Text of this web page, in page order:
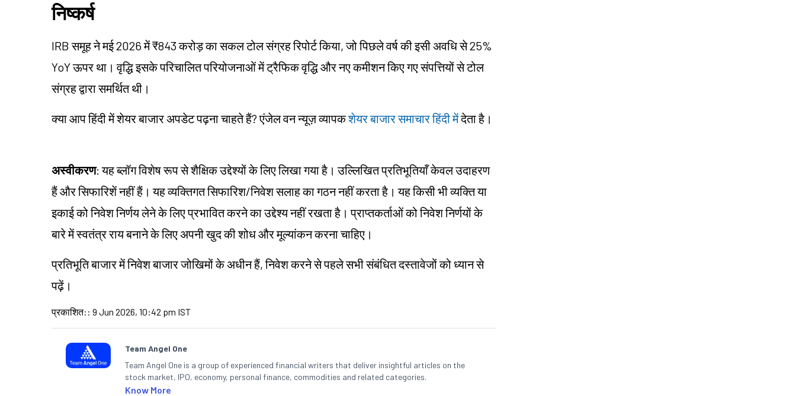
निष्कर्ष
IRB समूह ने मई 2026 में ₹843 करोड़ का सकल टोल संग्रह रिपोर्ट किया, जो पिछले वर्ष की इसी अवधि से 25%
YoY ऊपर था। वृद्धि इसके परिचालित परियोजनाओं में ट्रैफिक वृद्धि और नए कमीशन किए गए संपत्तियों से टोल
संग्रह द्वारा समर्थित थी।
क्या आप हिंदी में शेयर बाजार अपडेट पढ़ना चाहते हैं? एंजेल वन न्यूज़ व्यापकशेयर बाजार समाचार हिंदी मेंदेता है।
अस्वीकरण: यह ब्लॉग विशेष रूप से शैक्षिक उद्देश्यों के लिए लिखा गया है। उल्लिखित प्रतिभूतियाँ केवल उदाहरण
हैं और सिफारिशें नहीं हैं। यह व्यक्तिगत सिफारिश/निवेश सलाह का गठन नहीं करता है। यह किसी भी व्यक्ति या
इकाई को निवेश निर्णय लेने के लिए प्रभावित करने का उद्देश्य नहीं रखता है। प्राप्तकर्ताओं को निवेश निर्णयों के
बारे में स्वतंत्र राय बनाने के लिए अपनी खुद की शोध और मूल्यांकन करना चाहिए।
प्रतिभूति बाजार में निवेश बाजार जोखिमों के अधीन हैं, निवेश करने से पहले सभी संबंधित दस्तावेजों को ध्यान से
पढ़ें।
प्रकाशित: : 9 Jun 2026, 10:42 pm IST
Team Angel One
Team Angel One is a group of experienced financial writers that deliver insightful articles on the
stock market, IPO, economy, personal finance, commodities and related categories.
Know More